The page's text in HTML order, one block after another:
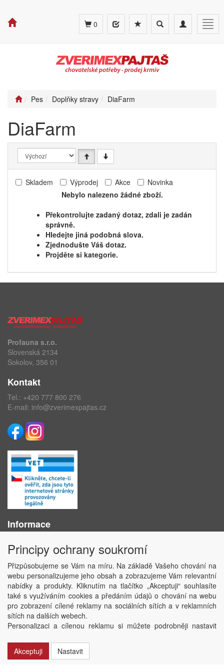
Toggle
navigation
Toggle
search
0
Pes Doplňky stravy DiaFarm
DiaFarm
Skladem Výprodej Akce
Novinka
Nebylo nalezeno žádné zboží.
Překontrolujte zadaný dotaz, zdali je zadán
správně.
Hledejte jiná podobná slova.
Zjednodušte Váš dotaz.
Projděte si kategorie.
Profauna s.r.o.
Slovenská 2134
Sokolov, 356 01
Kontakt
Tel.: +420 777 800 276
E-mail: info@zverimexpajtas.cz
Informace
Obchodní podmínky
Ochrana osobních údajů
Kontakt
Losování účtenek
Aktuality
Nastavení soukromí
Copyright © ABRA Software a.s. 2020
Principy ochrany soukromí
Přizpůsobujeme se Vám na míru. Na základě Vašeho chování na
webu personalizujeme jeho obsah a zobrazujeme Vám relevantní
nabídky a produkty. Kliknutím na tlačítko „Akceptuji“ souhlasíte
také s využíváním cookies a předáním údajů o chování na webu
pro zobrazení cílené reklamy na sociálních sítích a v reklamních
sítích na dalších webech.
Personalizaci a cílenou reklamu si můžete podrobněji nastavit
Akceptuji
Nastavit